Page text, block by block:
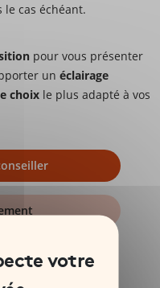
le cas échéant.
pour vous présenter
un éclairage
choixle plus adapté à vos